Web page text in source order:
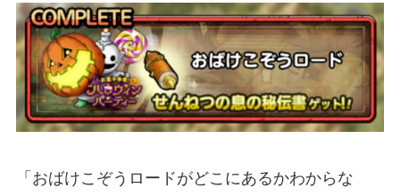
「おばけこぞうロードがどこにあるかわからな